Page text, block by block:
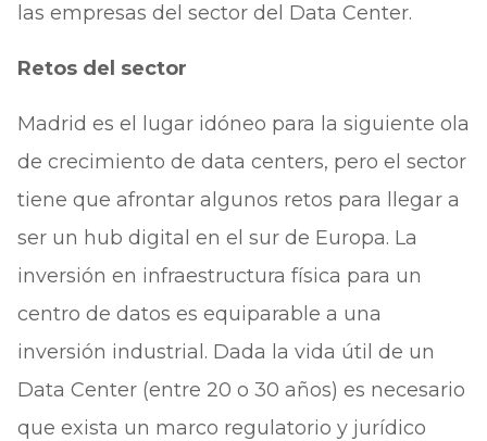
las empresas del sector del Data Center.
Retos del sector
Madrid es el lugar idóneo para la siguiente ola
de crecimiento de data centers, pero el sector
tiene que afrontar algunos retos para llegar a
ser un hub digital en el sur de Europa. La
inversión en infraestructura física para un
centro de datos es equiparable a una
inversión industrial. Dada la vida útil de un
Data Center (entre 20 o 30 años) es necesario
que exista un marco regulatorio y jurídico